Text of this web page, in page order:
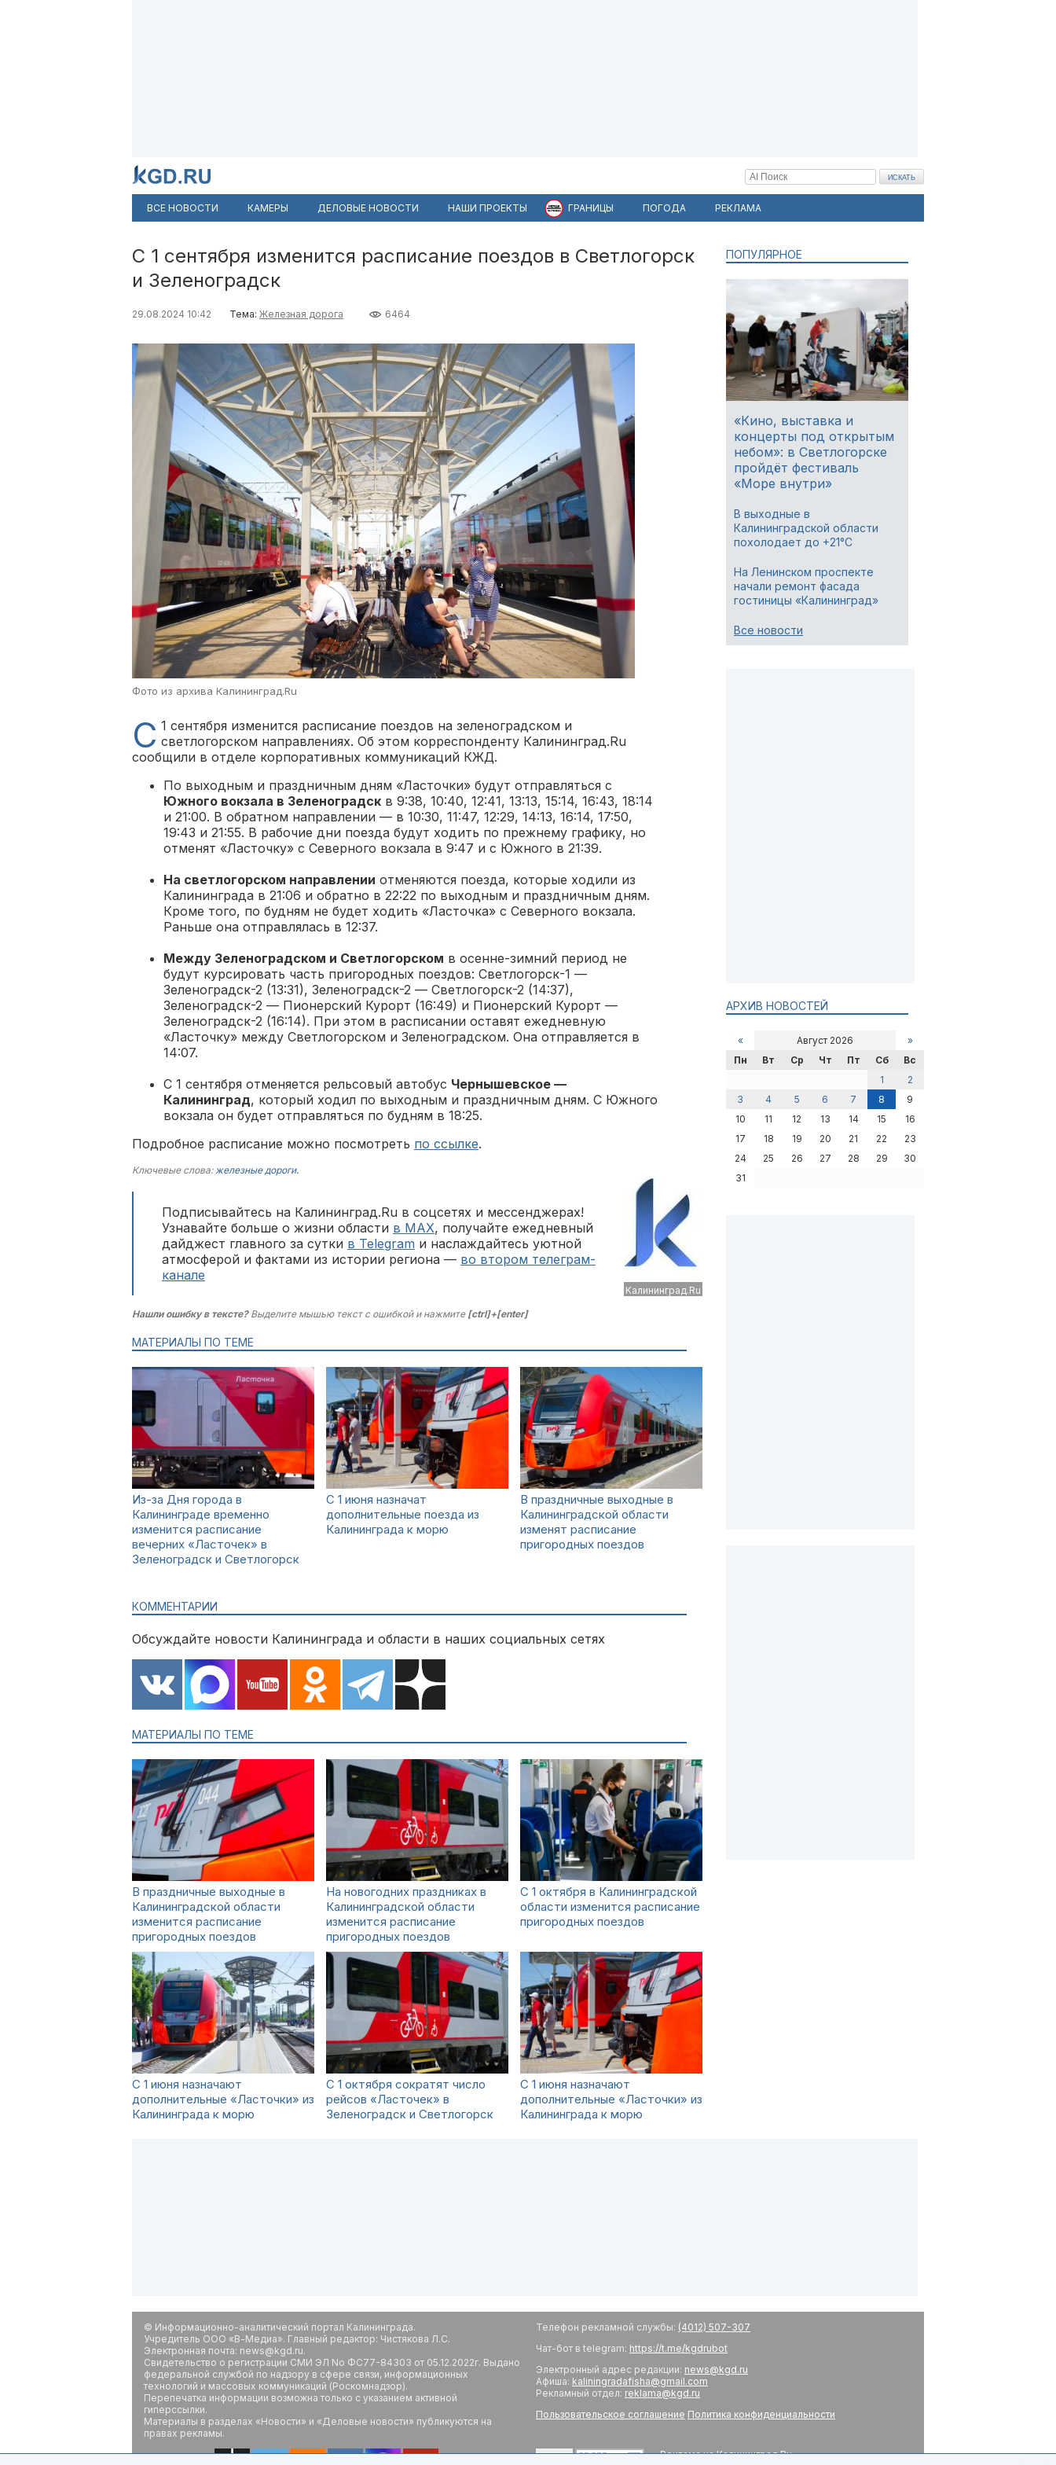
ВСЕ НОВОСТИ КАМЕРЫ ДЕЛОВЫЕ НОВОСТИ НАШИ ПРОЕКТЫ ГРАНИЦЫ ПОГОДА РЕКЛАМА
С 1 сентября изменится расписание поездов в Светлогорск
и Зеленоградск
29.08.2024 10:42 Тема: Железная дорога 6464
Фото из архива Калининград.Ru
С 1 сентября изменится расписание поездов на зеленоградском и
светлогорском направлениях. Об этом корреспонденту Калининград.Ru
сообщили в отделе корпоративных коммуникаций КЖД.
По выходным и праздничным дням «Ласточки» будут отправляться с
Южного вокзала в Зеленоградск в 9:38, 10:40, 12:41, 13:13, 15:14, 16:43, 18:14
и 21:00. В обратном направлении — в 10:30, 11:47, 12:29, 14:13, 16:14, 17:50,
19:43 и 21:55. В рабочие дни поезда будут ходить по прежнему графику, но
отменят «Ласточку» с Северного вокзала в 9:47 и с Южного в 21:39.
На светлогорском направлении отменяются поезда, которые ходили из
Калининграда в 21:06 и обратно в 22:22 по выходным и праздничным дням.
Кроме того, по будням не будет ходить «Ласточка» с Северного вокзала.
Раньше она отправлялась в 12:37.
Между Зеленоградском и Светлогорском в осенне-зимний период не
будут курсировать часть пригородных поездов: Светлогорск-1 —
Зеленоградск-2 (13:31), Зеленоградск-2 — Светлогорск-2 (14:37),
Зеленоградск-2 — Пионерский Курорт (16:49) и Пионерский Курорт —
Зеленоградск-2 (16:14). При этом в расписании оставят ежедневную
«Ласточку» между Светлогорском и Зеленоградском. Она отправляется в
14:07.
С 1 сентября отменяется рельсовый автобус Чернышевское —
Калининград, который ходил по выходным и праздничным дням. С Южного
вокзала он будет отправляться по будням в 18:25.
Подробное расписание можно посмотреть по ссылке.
Kaлининград.Ru
Ключевые слова:железные дороги.
Подписывайтесь на Калининград.Ru в соцсетях и мессенджерах!
Узнавайте больше о жизни области в MAX, получайте ежедневный
дайджест главного за сутки в Telegram и наслаждайтесь уютной
атмосферой и фактами из истории региона — во втором телеграм-
канале
Нашли ошибку в тексте?Выделите мышью текст с ошибкой и нажмите [ctrl]+[enter]
МАТЕРИАЛЫ ПО ТЕМЕ
Из-за Дня города в
Калининграде временно
изменится расписание
вечерних «Ласточек» в
Зеленоградск и Светлогорск
С 1 июня назначат
дополнительные поезда из
Калининграда к морю
В праздничные выходные в
Калининградской области
изменят расписание
пригородных поездов
КОММЕНТАРИИ
Обсуждайте новости Калининграда и области в наших социальных сетях
МАТЕРИАЛЫ ПО ТЕМЕ
В праздничные выходные в
Калининградской области
изменится расписание
пригородных поездов
На новогодних праздниках в
Калининградской области
изменится расписание
пригородных поездов
С 1 октября в Калининградской
области изменится расписание
пригородных поездов
C 1 июня назначают
дополнительные «Ласточки» из
Калининграда к морю
С 1 октября сократят число
рейсов «Ласточек» в
Зеленоградск и Светлогорск
C 1 июня назначают
дополнительные «Ласточки» из
Калининграда к морю
ПОПУЛЯРНОЕ
«Кино, выставка и
концерты под открытым
небом»: в Светлогорске
пройдёт фестиваль
«Море внутри»
В выходные в
Калининградской области
похолодает до +21°C
На Ленинском проспекте
начали ремонт фасада
гостиницы «Калининград»
Все новости
АРХИВ НОВОСТЕЙ
« Август 2026
»
Пн
Вт Ср Чт Пт Сб
Вс
1
2
3
4 5 6 7 8
9
10
11 12 13 14 15
16
17
18 19 20 21 22
23
24
25 26 27 28 29
30
31
© Информационно-аналитический портал Калининграда.
Учредитель ООО «В-Медиа». Главный редактор: Чистякова Л.С.
Электронная почта: news@kgd.ru.
Свидетельство о регистрации СМИ ЭЛ No ФС77-84303 от 05.12.2022г. Выдано
федеральной службой по надзору в сфере связи, информационных
технологий и массовых коммуникаций (Роскомнадзор).
Перепечатка информации возможна только с указанием активной
гиперссылки.
Материалы в разделах «Новости» и «Деловые новости» публикуются на
правах рекламы.
Телефон рекламной службы: (4012) 507-307
Чат-бот в telegram: https://t.me/kgdrubot
Электронный адрес редакции: news@kgd.ru
Афиша: kaliningradafisha@gmail.com
Рекламный отдел: reklama@kgd.ru
Пользовательское соглашение Политика конфиденциальности
Реклама на Калининград.Ru